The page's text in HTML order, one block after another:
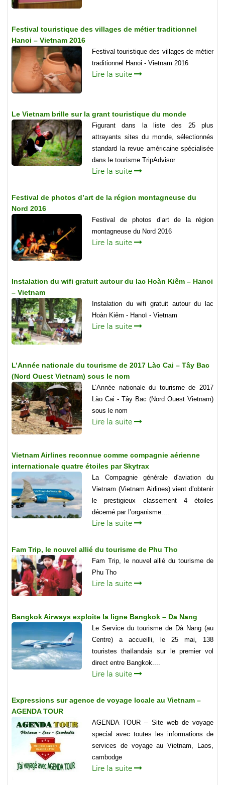
Festival touristique des villages de métier traditionnel
Hanoi – Vietnam 2016
Festival touristique des villages de métier
traditionnel Hanoi - Vietnam 2016
Lire la suite
Le Vietnam brille sur la grant touristique du monde
Figurant dans la liste des 25 plus
attrayants sites du monde, sélectionnés
standard la revue américaine spécialisée
dans le tourisme TripAdvisor
Lire la suite
Festival de photos d’art de la région montagneuse du
Nord 2016
Festival de photos d’art de la région
montagneuse du Nord 2016
Lire la suite
Instalation du wifi gratuit autour du lac Hoàn Kiêm – Hanoi
– Vietnam
Instalation du wifi gratuit autour du lac
Hoàn Kiêm - Hanoï - Vietnam
Lire la suite
L’Année nationale du tourisme de 2017 Lào Cai – Tây Bac
(Nord Ouest Vietnam) sous le nom
L’Année nationale du tourisme de 2017
Lào Cai - Tây Bac (Nord Ouest Vietnam)
sous le nom
Lire la suite
Vietnam Airlines reconnue comme compagnie aérienne
internationale quatre étoiles par Skytrax
La Compagnie générale d'aviation du
Vietnam (Vietnam Airlines) vient d’obtenir
le prestigieux classement 4 étoiles
décerné par l’organisme....
Lire la suite
Fam Trip, le nouvel allié du tourisme de Phu Tho
Fam Trip, le nouvel allié du tourisme de
Phu Tho
Lire la suite
Bangkok Airways exploite la ligne Bangkok – Da Nang
Le Service du tourisme de Dà Nang (au
Centre) a accueilli, le 25 mai, 138
touristes thaïlandais sur le premier vol
direct entre Bangkok....
Lire la suite
Expressions sur agence de voyage locale au Vietnam –
AGENDA TOUR
AGENDA TOUR – Site web de voyage
special avec toutes les informations de
services de voyage au Vietnam, Laos,
cambodge
Lire la suite